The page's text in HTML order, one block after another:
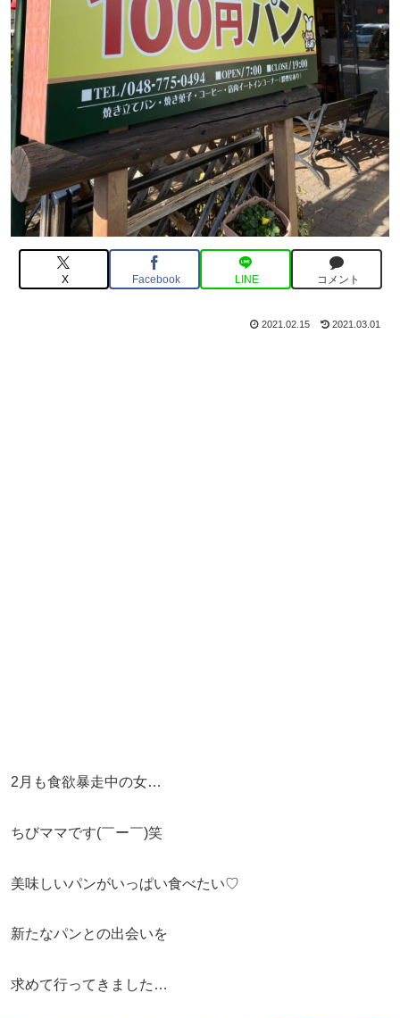
X Facebook LINE コメント
2021.02.15 2021.03.01
2月も食欲暴走中の女…
ちびママです(￣ー￣)笑
美味しいパンがいっぱい食べたい♡
新たなパンとの出会いを
求めて行ってきました…